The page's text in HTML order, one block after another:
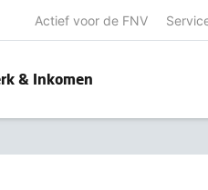
Actief voor de FNV
& Inkomen